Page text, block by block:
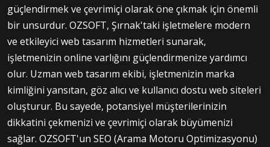
güçlendirmek ve çevrimiçi olarak öne çıkmak için önemli
bir unsurdur. OZSOFT, Şırnak'taki işletmelere modern
ve etkileyici web tasarım hizmetleri sunarak,
işletmenizin online varlığını güçlendirmenize yardımcı
olur. Uzman web tasarım ekibi, işletmenizin marka
kimliğini yansıtan, göz alıcı ve kullanıcı dostu web siteleri
oluşturur. Bu sayede, potansiyel müşterilerinizin
dikkatini çekmenizi ve çevrimiçi olarak büyümenizi
sağlar. OZSOFT'un SEO (Arama Motoru Optimizasyonu)